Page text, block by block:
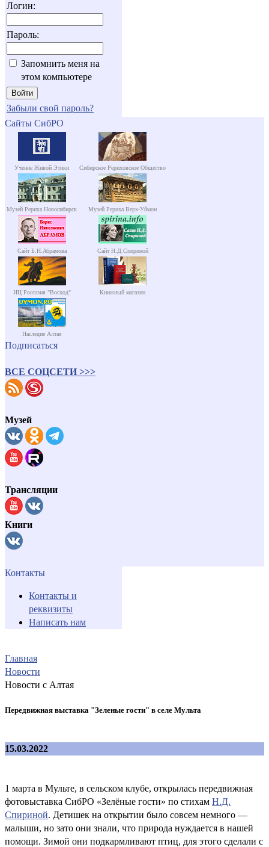
Логин:
Пароль:
Запомнить меня на
этом компьютере
Забыли свой пароль?
Сайты СибРО
Учение Живой Этики Сибирское Рериховское Общество
Музей Рериха Новосибирск Музей Рериха Верх-Уймон
Сайт Б.Н.Абрамова Сайт Н.Д.Спириной
ИЦ Россазия "Восход" Книжный магазин
Наследие Алтая
Подписаться
ВСЕ СОЦСЕТИ >>>
Музей
Трансляции
Книги
Контакты
Контакты и
реквизиты
Написать нам
Главная
Новости
Новости с Алтая
Передвижная выставка "Зеленые гости" в селе Мульта
15.03.2022
1 марта в Мульте, в сельском клубе, открылась передвижная
фотовыставка СибРО «Зелёные гости» по стихам Н.Д.
Спириной. Детишек на открытии было совсем немного —
малыши, но зато они знали, что природа нуждается в нашей
помощи. Зимой они подкармливают птиц, для этого сделали с